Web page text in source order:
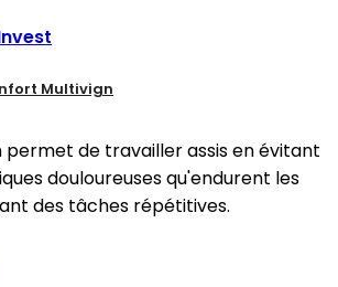
Multivign
permet de travailler assis en évitant
douloureuses qu'endurent les
des tâches répétitives.